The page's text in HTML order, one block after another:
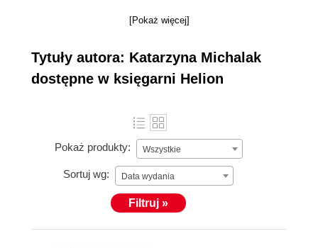
eksperckie. Przez lata współpracowała między
Nocowanie.pl, Credit Agricole, Ministerstwem
Przedsiębiorczości i Technologii, PZU, Fortum, Euro
Bank, Santander Consumer Bank, OLX, Gaspol,
znana z tego, że wie jak efektywnie kreować nowe
szanse biznesowe poprzez budowanie trwałych i
satysfakcjonujących relacji z klientami.
[Pokaż więcej]
Tytuły autora: Katarzyna Michalak
dostępne w księgarni Helion
Pokaż produkty: Wszystkie
Sortuj wg: Data wydania
Filtruj »